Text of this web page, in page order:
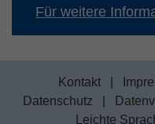
Für weitere
Kontakt
Datenschutz
Leichte